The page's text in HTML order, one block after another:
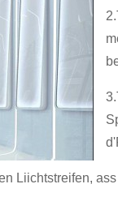
Liichtstreifen,